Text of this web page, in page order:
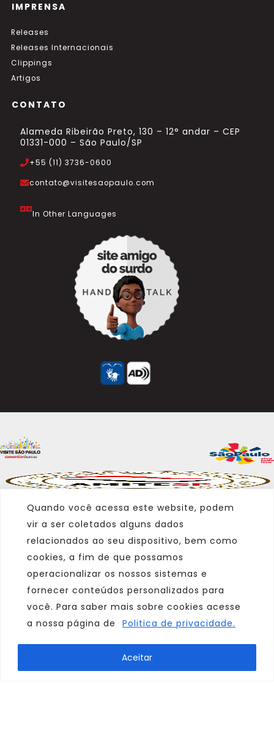
Quando você acessa este website, podem
vir a ser coletados alguns dados
relacionados ao seu dispositivo, bem como
cookies, a fim de que possamos
operacionalizar os nossos sistemas e
fornecer conteúdos personalizados para
você. Para saber mais sobre cookies acesse
a nossa página de
Politica de privacidade.
Aceitar
IMPRENSA
Releases
Releases Internacionais
Clippings
Artigos
CONTATO
Alameda Ribeirão Preto, 130 – 12° andar – CEP
01331-000 – São Paulo/SP
+55 (11) 3736-0600
contato@visitesaopaulo.com
In Other Languages
Parceiro